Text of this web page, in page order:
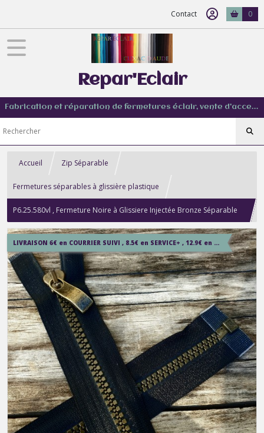
Contact 0
Repar'Eclair
Fabrication et réparation de fermetures éclair, vente d'accessoire couture de tout type
Accueil Zip Séparable
Fermetures séparables à glissière plastique
P6.25.580vl , Fermeture Noire à Glissiere Injectée Bronze Séparable
ou pas , Blouson , Pantalon , Sur Mesure de 10 à 70 cm
LIVRAISON 6€ en COURRIER SUIVI , 8.5€ en SERVICE+ , 12.9€ en COLISSIMO